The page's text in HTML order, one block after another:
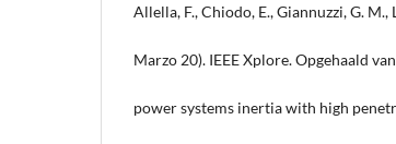
Allella, F., Chiodo, E., Giannuzzi, G.
Marzo 20). IEEE Xplore. Opgehaald
power systems inertia with high